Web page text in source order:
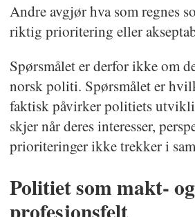
Andre avgjør hva som regnes
riktig prioritering eller
Spørsmålet er derfor ikke om
norsk politi. Spørsmålet er
faktisk påvirker politiets
skjer når deres interesser,
prioriteringer ikke trekker i
Politiet som makt- og
profesjonsfelt